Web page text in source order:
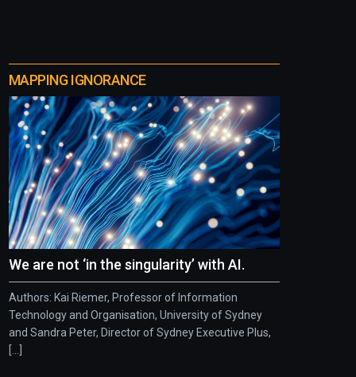
MAPPING IGNORANCE
We are not ‘in the singularity’ with AI.
Authors: Kai Riemer, Professor of Information
Technology and Organisation, University of Sydney
and Sandra Peter, Director of Sydney Executive Plus,
[...]